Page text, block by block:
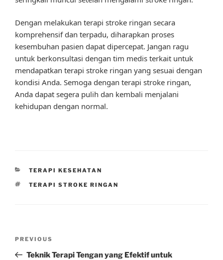
Dengan melakukan terapi stroke ringan secara
komprehensif dan terpadu, diharapkan proses
kesembuhan pasien dapat dipercepat. Jangan ragu
untuk berkonsultasi dengan tim medis terkait untuk
mendapatkan terapi stroke ringan yang sesuai dengan
kondisi Anda. Semoga dengan terapi stroke ringan,
Anda dapat segera pulih dan kembali menjalani
kehidupan dengan normal.
CATEGORIES
TERAPI KESEHATAN
TAGS
TERAPI STROKE RINGAN
Previous
Post
PREVIOUS
Teknik Terapi Tengan yang Efektif untuk